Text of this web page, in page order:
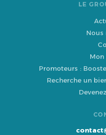
LE
Nous
Promoteurs :
Recherche un